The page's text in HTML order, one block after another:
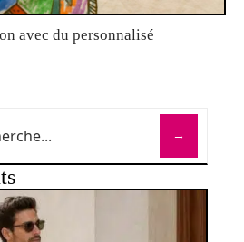
avec du personnalisé